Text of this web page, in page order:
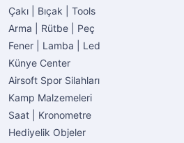
Çakı | Bıçak | Tools
Arma | Rütbe | Peç
Fener | Lamba | Led
Künye Center
Airsoft Spor Silahları
Kamp Malzemeleri
Saat | Kronometre
Hediyelik Objeler